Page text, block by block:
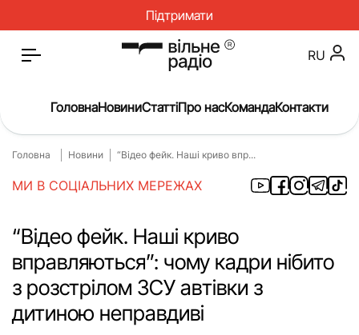
Підтримати
Головна
Окупація
Про нас
Гроші
Освіта
Інструкції
ЖКГ
RU
ГоловнаНовиниСтаттіПро насКомандаКонтакти
Головна Новини “Відео фейк. Наші криво впр...
МИ В СОЦІАЛЬНИХ МЕРЕЖАХ
“Відео фейк. Наші криво
вправляються”: чому кадри нібито
з розстрілом ЗСУ автівки з
дитиною неправдиві